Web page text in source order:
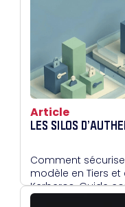
Article
LES SILOS
Comment
modèle en Tiers et
Kerberos. Guide
mise en œuvre.